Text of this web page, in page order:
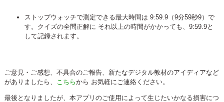
ストップウォッチで測定できる最大時間は 9:59.9（9分59秒9）で
す。クイズの全問正解に それ以上の時間がかかっても、9:59.9と
して記録されます。
ご意見・ご感想、不具合のご報告、新たなデジタル教材のアイディアなど
がありましたら、 こちらから お気軽にご連絡ください。
最後となりましたが、本アプリのご使用によって生じたいかなる損害につ